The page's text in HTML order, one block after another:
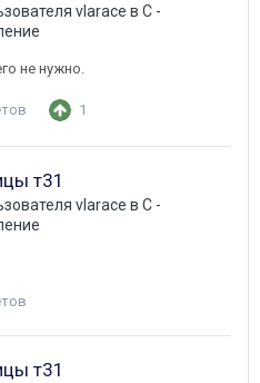
vlarace в C -
не нужно.
1
т31
vlarace в C -
т31